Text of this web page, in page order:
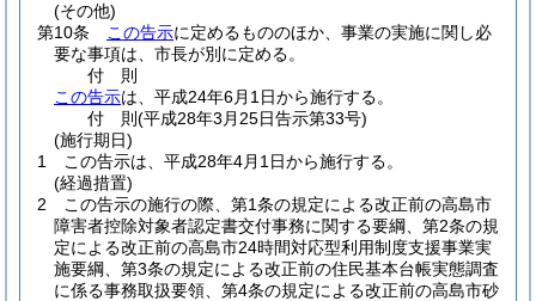
(その他)
第10条
この告示に定めるもののほか、事業の実施に関し必
要な事項は、市長が別に定める。
付 則
この告示は、平成24年6月1日から施行する。
付 則(平成28年3月25日告示第33号)
(施行期日)
1
この告示は、平成28年4月1日から施行する。
(経過措置)
2
この告示の施行の際、第1条の規定による改正前の高島市
障害者控除対象者認定書交付事務に関する要綱、第2条の規
定による改正前の高島市24時間対応型利用制度支援事業実
施要綱、第3条の規定による改正前の住民基本台帳実態調査
に係る事務取扱要領、第4条の規定による改正前の高島市砂